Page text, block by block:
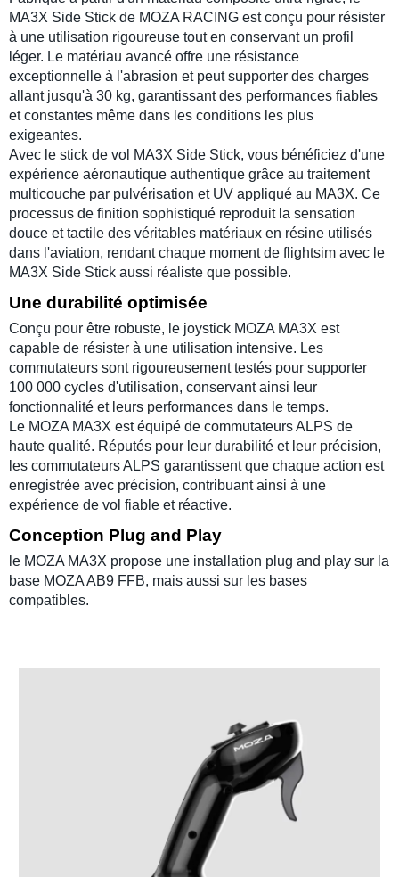
MA3X Side Stick de MOZA RACING est conçu pour résister
à une utilisation rigoureuse tout en conservant un profil
léger. Le matériau avancé offre une résistance
exceptionnelle à l'abrasion et peut supporter des charges
allant jusqu'à 30 kg, garantissant des performances fiables
et constantes même dans les conditions les plus
exigeantes.
Avec le stick de vol MA3X Side Stick, vous bénéficiez d'une
expérience aéronautique authentique grâce au traitement
multicouche par pulvérisation et UV appliqué au MA3X. Ce
processus de finition sophistiqué reproduit la sensation
douce et tactile des véritables matériaux en résine utilisés
dans l'aviation, rendant chaque moment de flightsim avec le
MA3X Side Stick aussi réaliste que possible.
Une durabilité optimisée
Conçu pour être robuste, le joystick MOZA MA3X est
capable de résister à une utilisation intensive. Les
commutateurs sont rigoureusement testés pour supporter
100 000 cycles d'utilisation, conservant ainsi leur
fonctionnalité et leurs performances dans le temps.
Le MOZA MA3X est équipé de commutateurs ALPS de
haute qualité. Réputés pour leur durabilité et leur précision,
les commutateurs ALPS garantissent que chaque action est
enregistrée avec précision, contribuant ainsi à une
expérience de vol fiable et réactive.
Conception Plug and Play
le MOZA MA3X propose une installation plug and play sur la
base MOZA AB9 FFB, mais aussi sur les bases
compatibles.